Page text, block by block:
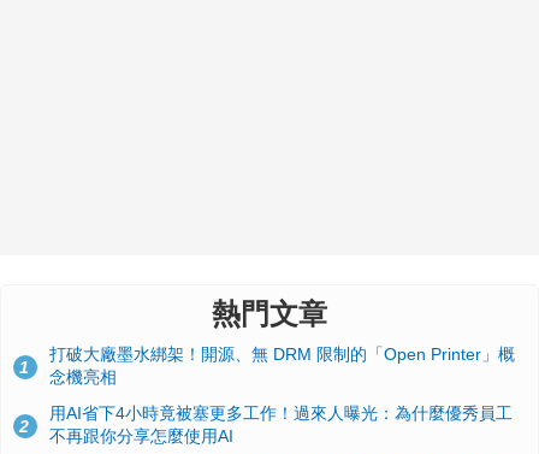
熱門文章
1
打破大廠墨水綁架！開源、無 DRM 限制的「Open Printer」概
念機亮相
2
用AI省下4小時竟被塞更多工作！過來人曝光：為什麼優秀員工
不再跟你分享怎麼使用AI